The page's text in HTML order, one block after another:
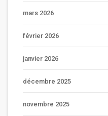
mars 2026
février 2026
janvier 2026
décembre 2025
novembre 2025